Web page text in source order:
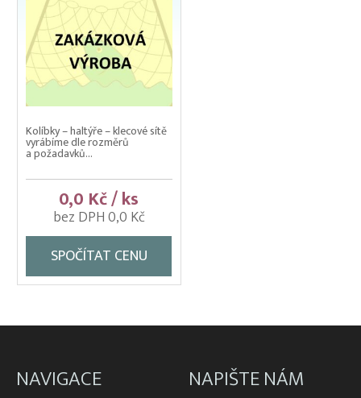
Rybářské pracovní oděvy
Třídička rybího plůdku
Váhy na ryby (trojnožka)
Vatky sádkové zesílené
Vatky stahovací, kruhové (“Japonky“)
Vrhací sítě na ryby
Vzduchování
Zátahové sítě
Zpracovatelský/technologický stůl
Kolíbky – haltýře – klecové sítě
vyrábíme dle rozměrů
a požadavků...
0,0 Kč / ks
bez DPH 0,0 Kč
SPOČÍTAT CENU
NAVIGACE NAPIŠTE NÁM